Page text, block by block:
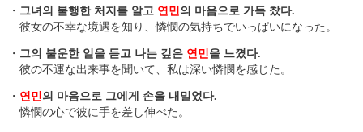
・ 그녀의 불행한 처지를 알고 연민의 마음으로 가득 찼다.
彼女の不幸な境遇を知り、憐憫の気持ちでいっぱいになった。
・ 그의 불운한 일을 듣고 나는 깊은 연민을 느꼈다.
彼の不運な出来事を聞いて、私は深い憐憫を感じた。
・ 연민의 마음으로 그에게 손을 내밀었다.
憐憫の心で彼に手を差し伸べた。